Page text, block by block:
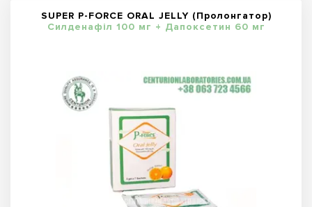
SUPER P-FORCE ORAL JELLY (Пролонгатор)
Силденафіл 100 мг + Дапоксетин 60 мг